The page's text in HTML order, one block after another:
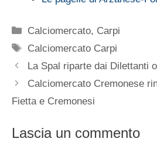
Categorie
Calciomercato, Carpi
Tag
Calciomercato Carpi
La Spal riparte dai Dilettanti
Calciomercato Cremonese
Fietta e Cremonesi
Lascia un commento